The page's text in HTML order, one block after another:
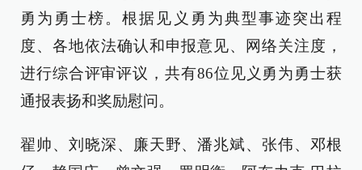
勇为勇士榜。根据见义勇为典型事迹突出程
度、各地依法确认和申报意见、网络关注度，
进行综合评审评议，共有86位见义勇为勇士获
通报表扬和奖励慰问。
翟帅、刘晓深、廉天野、潘兆斌、张伟、邓根